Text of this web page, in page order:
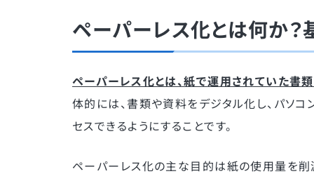
ペーパーレス化とは何か
ペーパーレス化とは、紙で運用されていた書
体的には、書類や資料をデジタル化し、パソコ
セスできるようにすることです。
ペーパーレス化の主な目的は紙の使用量を削